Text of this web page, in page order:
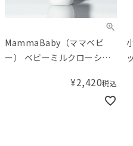
小川生薬 北海道ほっこりス
ッキリあずき茶 16袋
¥453税込